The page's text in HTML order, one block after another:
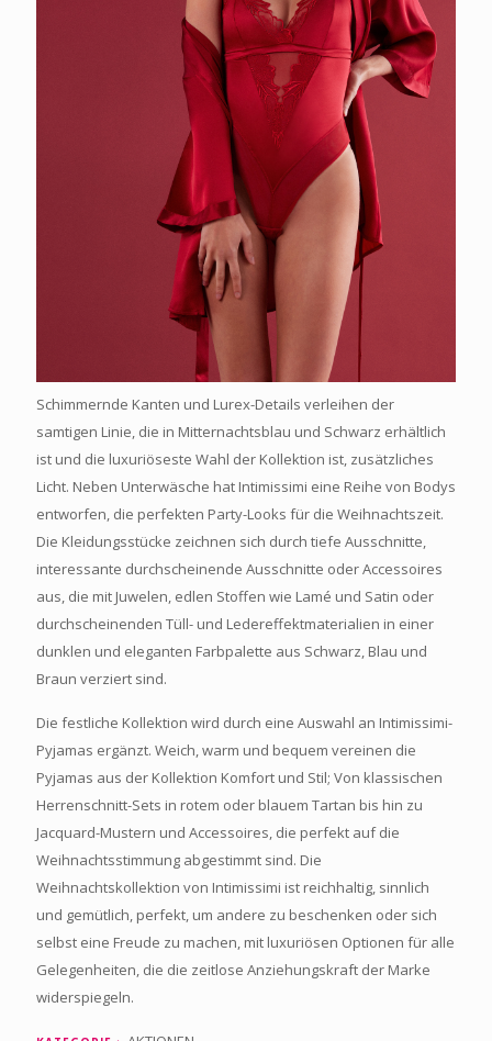
Schimmernde Kanten und Lurex-Details verleihen der
samtigen Linie, die in Mitternachtsblau und Schwarz erhältlich
ist und die luxuriöseste Wahl der Kollektion ist, zusätzliches
Licht. Neben Unterwäsche hat Intimissimi eine Reihe von Bodys
entworfen, die perfekten Party-Looks für die Weihnachtszeit.
Die Kleidungsstücke zeichnen sich durch tiefe Ausschnitte,
interessante durchscheinende Ausschnitte oder Accessoires
aus, die mit Juwelen, edlen Stoffen wie Lamé und Satin oder
durchscheinenden Tüll- und Ledereffektmaterialien in einer
dunklen und eleganten Farbpalette aus Schwarz, Blau und
Braun verziert sind.
Die festliche Kollektion wird durch eine Auswahl an Intimissimi-
Pyjamas ergänzt. Weich, warm und bequem vereinen die
Pyjamas aus der Kollektion Komfort und Stil; Von klassischen
Herrenschnitt-Sets in rotem oder blauem Tartan bis hin zu
Jacquard-Mustern und Accessoires, die perfekt auf die
Weihnachtsstimmung abgestimmt sind. Die
Weihnachtskollektion von Intimissimi ist reichhaltig, sinnlich
und gemütlich, perfekt, um andere zu beschenken oder sich
selbst eine Freude zu machen, mit luxuriösen Optionen für alle
Gelegenheiten, die die zeitlose Anziehungskraft der Marke
widerspiegeln.